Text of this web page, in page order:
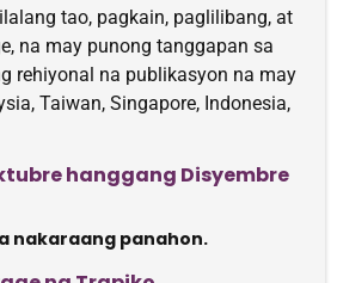
tao, pagkain, paglilibang, at
na may punong tanggapan sa
rehiyonal na publikasyon na may
Taiwan, Singapore, Indonesia,
hanggang Disyembre
nakaraang panahon.